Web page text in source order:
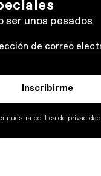
ser unos pesados
Inscribirme
nuestra politica de privacidad